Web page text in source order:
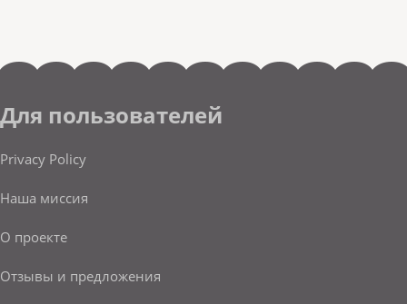
Для пользователей
Privacy Policy
Наша миссия
О проекте
Отзывы и предложения